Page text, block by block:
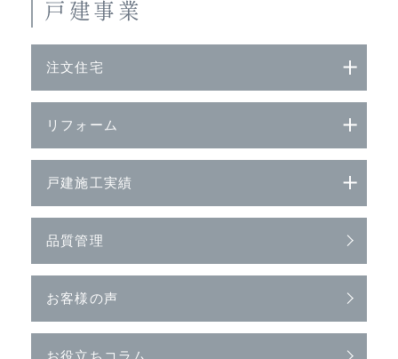
戸建事業
注文住宅
リフォーム
戸建施工実績
品質管理
お客様の声
お役立ちコラム